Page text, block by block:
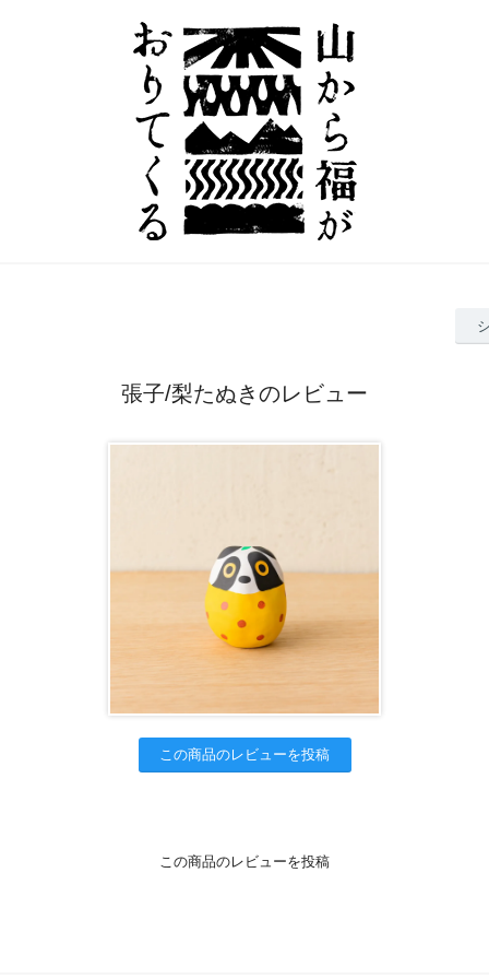
張子/梨たぬきのレビュー
この商品のレビューを投稿
この商品のレビューを投稿